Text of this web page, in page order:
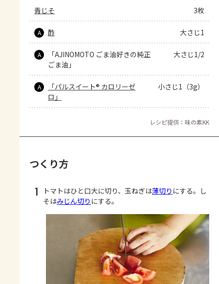
青じそ 3枚
A 酢 大さじ1
A
「AJINOMOTO ごま油好きの純正
ごま油」
大さじ1/2
A
「パルスイート® カロリーゼ
ロ」
小さじ1（3g）
レシピ提供：味の素KK
つくり方
1 トマトはひと口大に切り、玉ねぎは薄切り にする。し
そはみじん切り にする。